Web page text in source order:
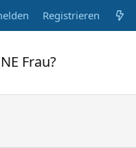
Registrieren
Frau?